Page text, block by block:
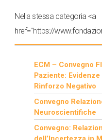
Nella stessa categoria <a
href="https://
ECM – Convegno
Paziente:
Rinforzo Negativo
Convegno
Neuroscientifiche
Convegno: